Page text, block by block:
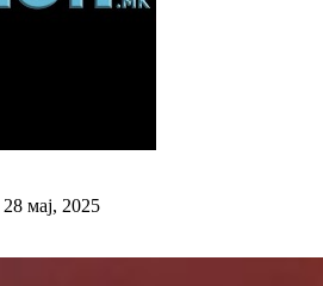
28 мај, 2025